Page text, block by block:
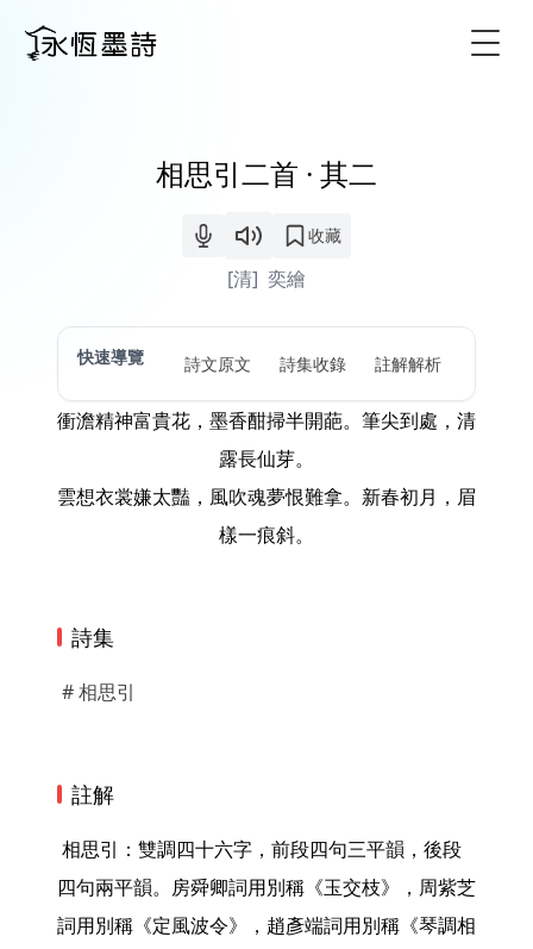
相思引二首 · 其二
收藏
[清] 奕繪
快速導覽 詩文原文 詩集收錄 註解解析
衝澹精神富貴花，墨香酣掃半開葩。筆尖到處，清
露長仙芽。
雲想衣裳嫌太豔，風吹魂夢恨難拿。新春初月，眉
樣一痕斜。
詩集
# 相思引
註解
四句兩平韻。房舜卿詞用別稱《玉交枝》，周紫芝
詞用別稱《定風波令》，趙彥端詞用別稱《琴調相